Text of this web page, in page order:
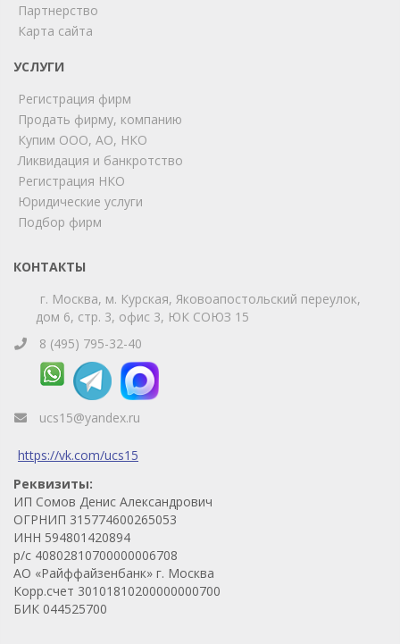
Партнерство
Карта сайта
УСЛУГИ
Регистрация фирм
Продать фирму, компанию
Купим ООО, АО, НКО
Ликвидация и банкротство
Регистрация НКО
Юридические услуги
Подбор фирм
КОНТАКТЫ
г. Москва, м. Курская, Яковоапостольский переулок,
дом 6, стр. 3, офис 3, ЮК СОЮЗ 15
8 (495) 795-32-40
ucs15@yandex.ru
https://vk.com/ucs15
Реквизиты:
ИП Сомов Денис Александрович
ОГРНИП 315774600265053
ИНН 594801420894
р/с 40802810700000006708
АО «Райффайзенбанк» г. Москва
Корр.счет 30101810200000000700
БИК 044525700
online
Позвоните нам или свяжитесь с нами через любой
удобный мессенджер!
Telegram
Телефон